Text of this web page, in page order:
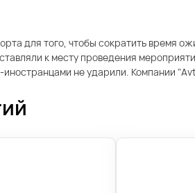
для того, чтобы сократить время
к месту проведения
не ударили. Компании